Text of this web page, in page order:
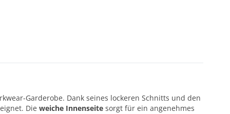
Garderobe. Dank seines lockeren Schnitts und den
Die weiche Innenseite sorgt für ein angenehmes